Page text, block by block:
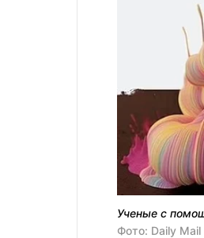
Ученые с
Фото: Daily Mail